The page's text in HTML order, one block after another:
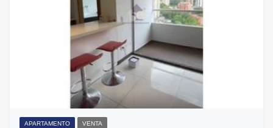
APARTAMENTO VENTA